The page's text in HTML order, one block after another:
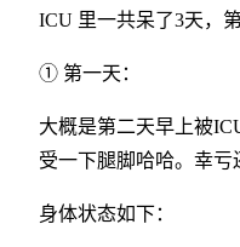
ICU 里一共呆了3天，
① 第一天：
大概是第二天早上被
受一下腿脚哈哈。幸亏
身体状态如下：